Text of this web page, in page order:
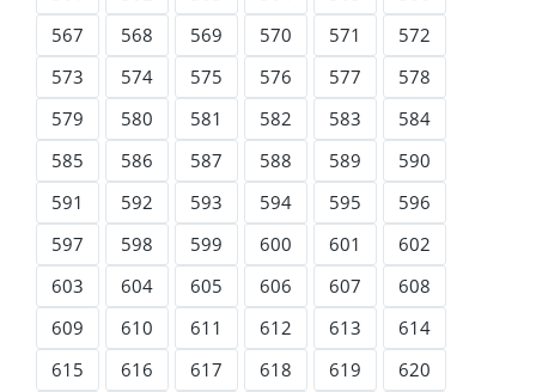
567
568 569 570 571
572
573
574 575 576 577
578
579
580 581 582 583
584
585
586 587 588 589
590
591
592 593 594 595
596
597
598 599 600 601
602
603
604 605 606 607
608
609
610 611 612 613
614
615
616 617 618 619
620